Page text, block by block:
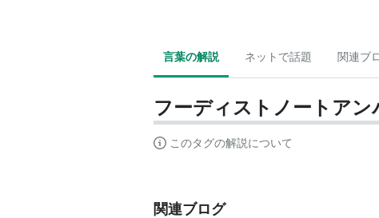
言葉の解説 ネットで話題 関連ブ
フーディストノートアン
このタグの解説について
関連ブログ